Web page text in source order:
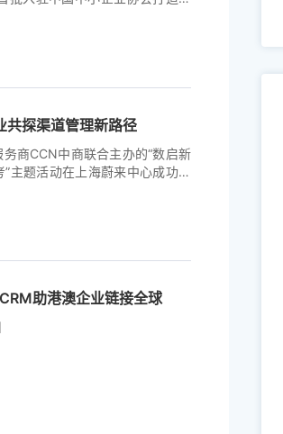
探渠道管理新路径
商CCN中商联合主办的“数启新
题活动在上海蔚来中心成功举
面临成本高、效率低、货品流转
题进行了分享。 针对汽车后市场
访场景中，销售易NeoAgent2.0
设置智能提醒。这一“规划—执行
助港澳企业链接全球